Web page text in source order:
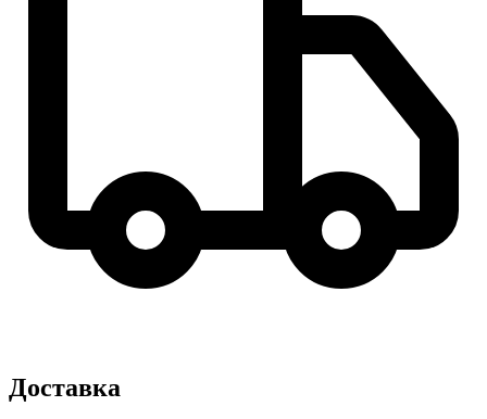
Доставка